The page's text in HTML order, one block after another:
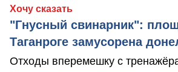
Хочу сказать
"Гнусный свинарник":
Таганроге замусорена
Отходы вперемешку с